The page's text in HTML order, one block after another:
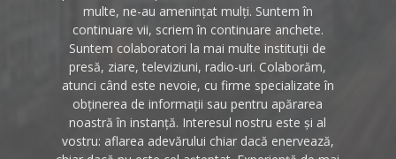
multe, ne-au amenințat mulți. Suntem în
continuare vii, scriem în continuare anchete.
Suntem colaboratori la mai multe instituții de
presă, ziare, televiziuni, radio-uri. Colaborăm,
atunci când este nevoie, cu firme specializate în
obținerea de informații sau pentru apărarea
noastră în instanță. Interesul nostru este și al
vostru: aflarea adevărului chiar dacă enervează,